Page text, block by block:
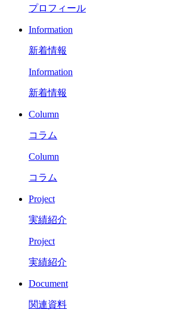
プロフィール
Information
新着情報
Information
新着情報
Column
コラム
Column
コラム
Project
実績紹介
Project
実績紹介
Document
関連資料